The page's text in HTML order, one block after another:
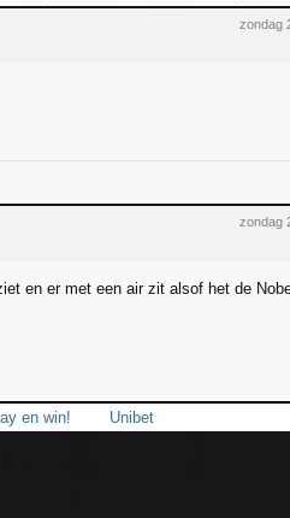
zondag
zondag
en er met een air zit alsof het de
en win! Unibet